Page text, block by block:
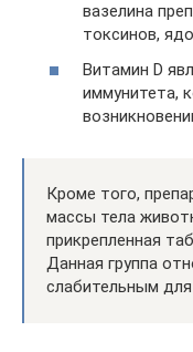
вазелина
токсинов,
Витамин D
иммунитета,
Кроме того,
массы тела
прикрепленная
Данная группа
слабительным для